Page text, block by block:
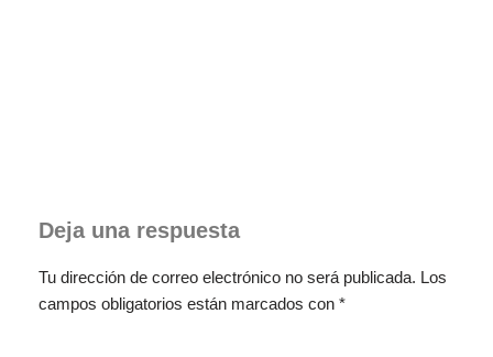
Deja una respuesta
Tu dirección de correo electrónico no será publicada. Los
campos obligatorios están marcados con *